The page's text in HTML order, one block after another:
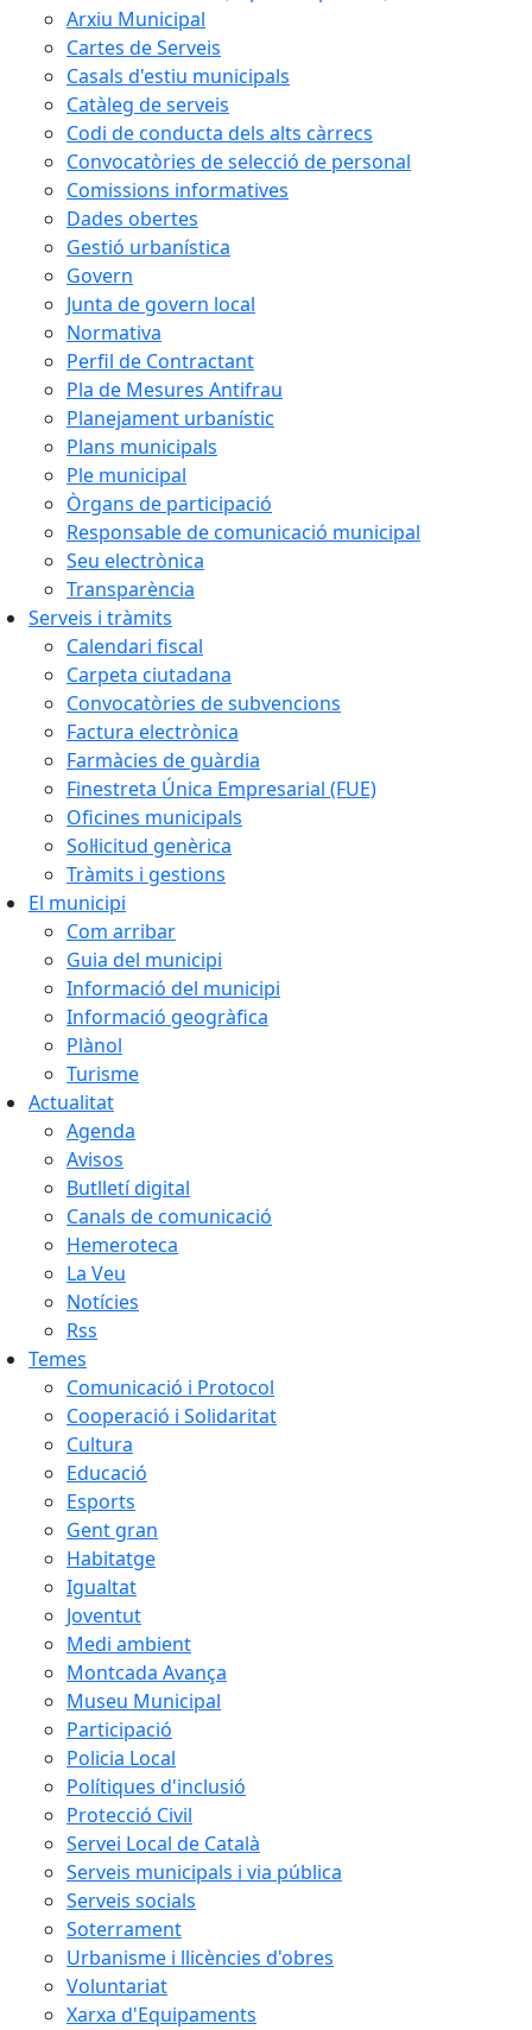
Arxiu Municipal
Cartes de Serveis
Casals d'estiu municipals
Catàleg de serveis
Codi de conducta dels alts càrrecs
Convocatòries de selecció de personal
Comissions informatives
Dades obertes
Gestió urbanística
Govern
Junta de govern local
Normativa
Perfil de Contractant
Pla de Mesures Antifrau
Planejament urbanístic
Plans municipals
Ple municipal
Òrgans de participació
Responsable de comunicació municipal
Seu electrònica
Transparència
Serveis i tràmits
Calendari fiscal
Carpeta ciutadana
Convocatòries de subvencions
Factura electrònica
Farmàcies de guàrdia
Finestreta Única Empresarial (FUE)
Oficines municipals
Sol·licitud genèrica
Tràmits i gestions
El municipi
Com arribar
Guia del municipi
Informació del municipi
Informació geogràfica
Plànol
Turisme
Actualitat
Agenda
Avisos
Butlletí digital
Canals de comunicació
Hemeroteca
La Veu
Notícies
Rss
Temes
Comunicació i Protocol
Cooperació i Solidaritat
Cultura
Educació
Esports
Gent gran
Habitatge
Igualtat
Joventut
Medi ambient
Montcada Avança
Museu Municipal
Participació
Policia Local
Polítiques d'inclusió
Protecció Civil
Servei Local de Català
Serveis municipals i via pública
Serveis socials
Soterrament
Urbanisme i llicències d'obres
Voluntariat
Xarxa d'Equipaments